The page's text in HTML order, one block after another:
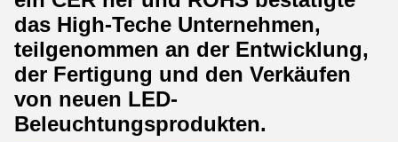
das High-Teche Unternehmen,
teilgenommen an der Entwicklung,
der Fertigung und den Verkäufen
von neuen LED-
Beleuchtungsprodukten.